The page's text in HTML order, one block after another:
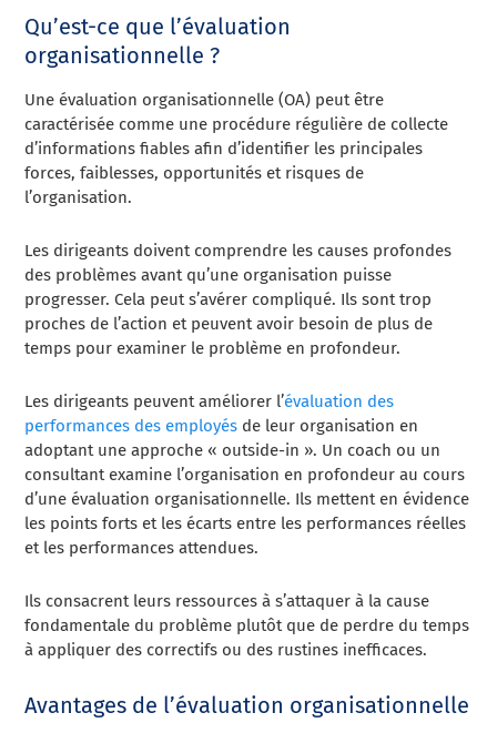
Qu’est-ce que l’évaluation
organisationnelle ?
Une évaluation organisationnelle (OA) peut être
caractérisée comme une procédure régulière de collecte
d’informations fiables afin d’identifier les principales
forces, faiblesses, opportunités et risques de
l’organisation.
Les dirigeants doivent comprendre les causes profondes
des problèmes avant qu’une organisation puisse
progresser. Cela peut s’avérer compliqué. Ils sont trop
proches de l’action et peuvent avoir besoin de plus de
temps pour examiner le problème en profondeur.
Les dirigeants peuvent améliorer l’évaluation des
performances des employés de leur organisation en
adoptant une approche « outside-in ». Un coach ou un
consultant examine l’organisation en profondeur au cours
d’une évaluation organisationnelle. Ils mettent en évidence
les points forts et les écarts entre les performances réelles
et les performances attendues.
Ils consacrent leurs ressources à s’attaquer à la cause
fondamentale du problème plutôt que de perdre du temps
à appliquer des correctifs ou des rustines inefficaces.
Avantages de l’évaluation organisationnelle